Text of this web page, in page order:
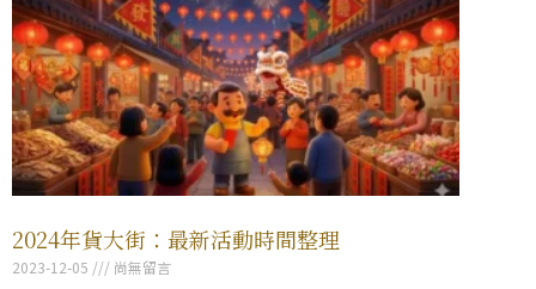
2024年貨大街：最新活動時間整理
2023-12-05 尚無留言